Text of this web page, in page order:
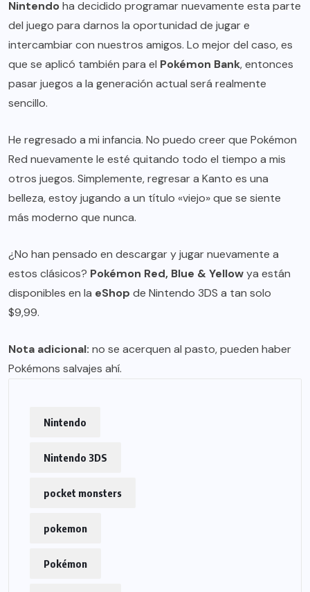
Nintendoha decidido programar nuevamente esta parte
del juego para darnos la oportunidad de jugar e
intercambiar con nuestros amigos. Lo mejor del caso, es
que se aplicó también para el Pokémon Bank, entonces
pasar juegos a la generación actual será realmente
sencillo.
He regresado a mi infancia. No puedo creer que Pokémon
Red nuevamente le esté quitando todo el tiempo a mis
otros juegos. Simplemente, regresar a Kanto es una
belleza, estoy jugando a un título «viejo» que se siente
más moderno que nunca.
¿No han pensado en descargar y jugar nuevamente a
estos clásicos? Pokémon Red, Blue & Yellowya están
disponibles en la eShop de Nintendo 3DS a tan solo
$9,99.
Nota adicional: no se acerquen al pasto, pueden haber
Pokémons salvajes ahí.
Nintendo
Nintendo 3DS
pocket monsters
pokemon
Pokémon